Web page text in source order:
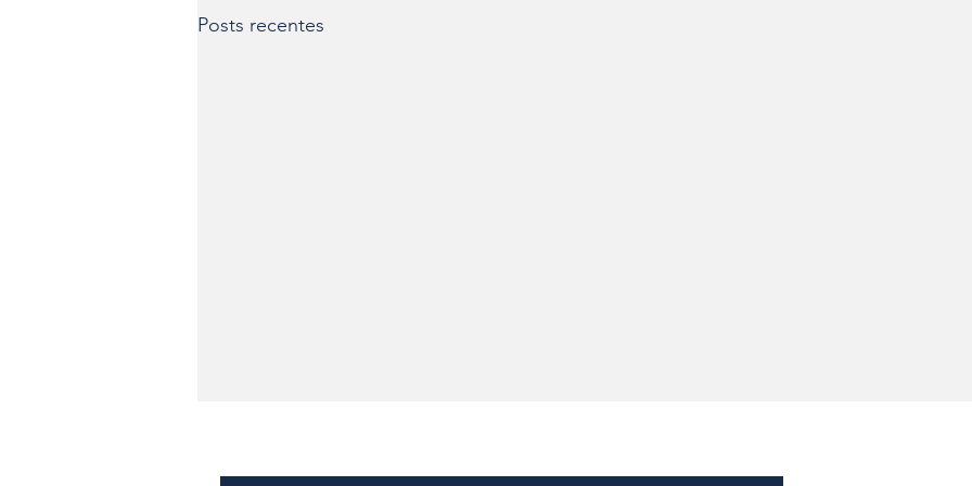
Posts recentes